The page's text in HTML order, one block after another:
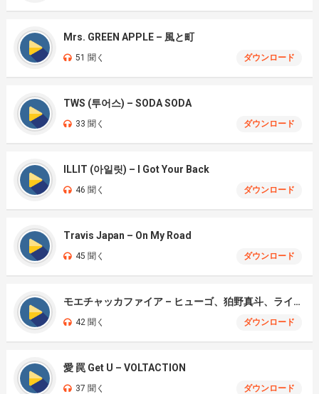
Mrs. GREEN APPLE – 風と町
51 聞く ダウンロード
TWS (투어스) – SODA SODA
33 聞く ダウンロード
ILLIT (아일릿) – I Got Your Back
46 聞く ダウンロード
Travis Japan – On My Road
45 聞く ダウンロード
モエチャッカファイア – ヒューゴ、狛野真斗、ライト、セヴェリアン (Cover )
42 聞く ダウンロード
愛 罠 Get U – VOLTACTION
37 聞く ダウンロード